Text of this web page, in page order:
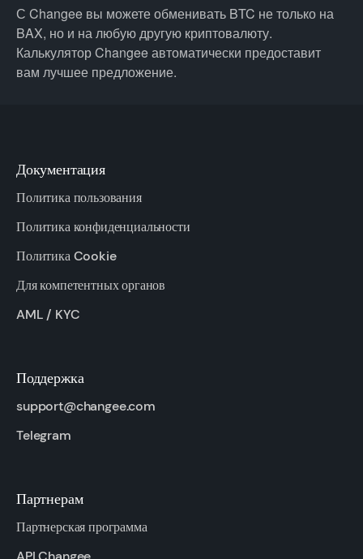
С Changee вы можете обменивать BTC не только на
BAX, но и на любую другую криптовалюту.
Калькулятор Changee автоматически предоставит
вам лучшее предложение.
Документация
Политика пользования
Политика конфиденциальности
Политика Cookie
Для компетентных органов
AML / KYC
Поддержка
support@changee.com
Telegram
Партнерам
Партнерская программа